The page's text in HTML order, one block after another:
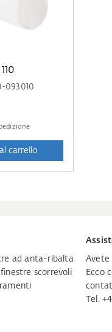
093010
carrello
ad anta-ribalta
scorrevoli
Avete
Ecco
Tel.